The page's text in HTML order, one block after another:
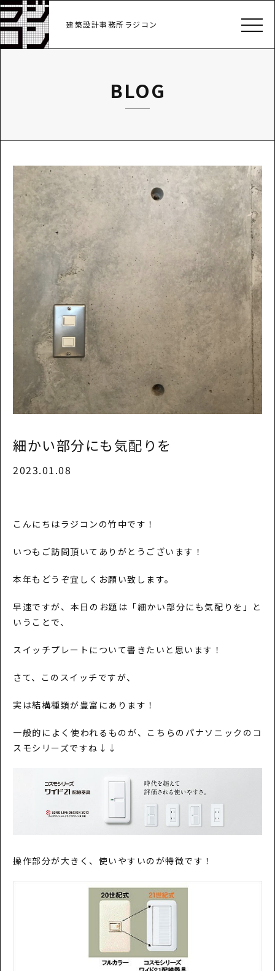
建築設計事務所ラジコン
BLOG
細かい部分にも気配りを
2023.01.08
こんにちはラジコンの竹中です！
いつもご訪問頂いてありがとうございます！
本年もどうぞ宜しくお願い致します。
早速ですが、本日のお題は「細かい部分にも気配りを」と
いうことで、
スイッチプレートについて書きたいと思います！
さて、このスイッチですが、
実は結構種類が豊富にあります！
一般的によく使われるものが、こちらのパナソニックのコ
スモシリーズですね↓↓
操作部分が大きく、使いやすいのが特徴です！